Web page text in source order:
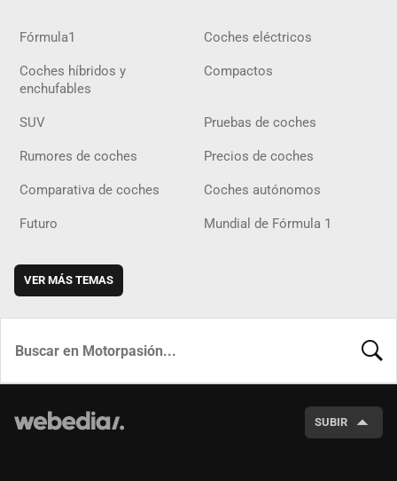
Fórmula1 Coches eléctricos
Coches híbridos y
enchufables
Compactos
SUV Pruebas de coches
Rumores de coches Precios de coches
Comparativa de coches Coches autónomos
Futuro Mundial de Fórmula 1
VER MÁS TEMAS
SUBIR